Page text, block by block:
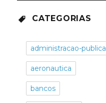
CATEGORIAS
administracao-publica
aeronautica
bancos